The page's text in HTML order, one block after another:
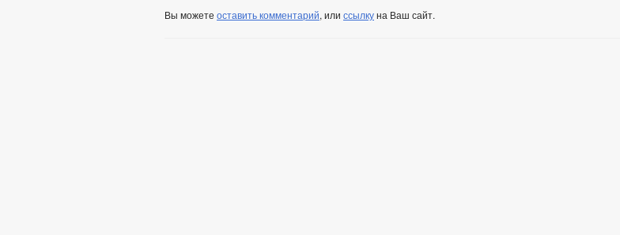
Вы можете оставить комментарий, или ссылкуна Ваш сайт.